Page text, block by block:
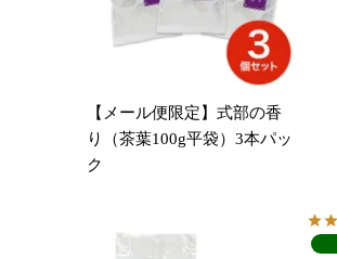
【メール便限定】式部の香
り（茶葉100g平袋）3本パッ
ク